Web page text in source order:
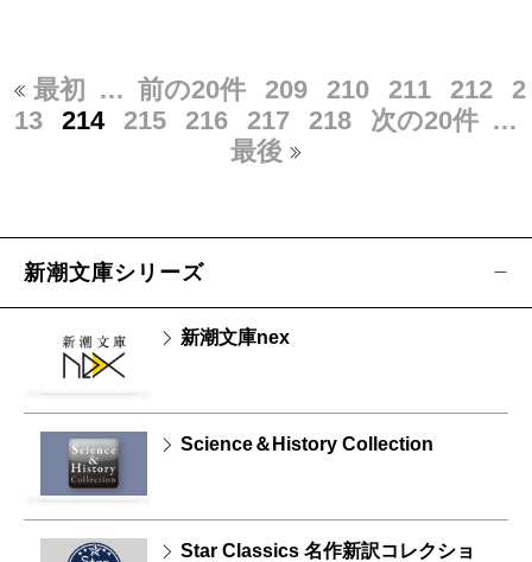
最初 … 前の20件 209 210 211 212
2
13
214 215 216 217 218 次の20件 …
最後
新潮文庫シリーズ
新潮文庫nex
Science＆History Collection
Star Classics 名作新訳コレクショ